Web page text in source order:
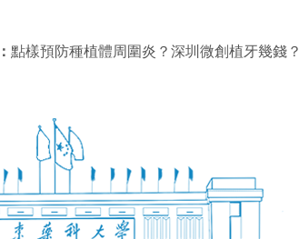
點樣預防種植體周圍炎？深圳微創植牙幾錢？